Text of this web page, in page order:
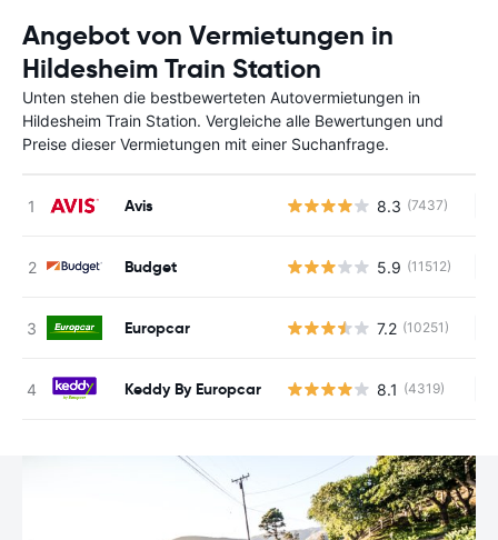
Angebot von Vermietungen in
Hildesheim Train Station
Unten stehen die bestbewerteten Autovermietungen in
Hildesheim Train Station. Vergleiche alle Bewertungen und
Preise dieser Vermietungen mit einer Suchanfrage.
Avis 8.3 (7437)
Budget 5.9 (11512)
Europcar 7.2 (10251)
Keddy By Europcar 8.1 (4319)